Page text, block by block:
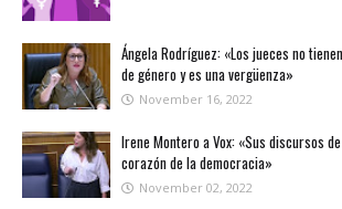
Ángela Rodríguez: «Los jueces no
de género y es una vergüenza»
November 16, 2022
Irene Montero a Vox: «Sus discursos
corazón de la democracia»
November 02, 2022